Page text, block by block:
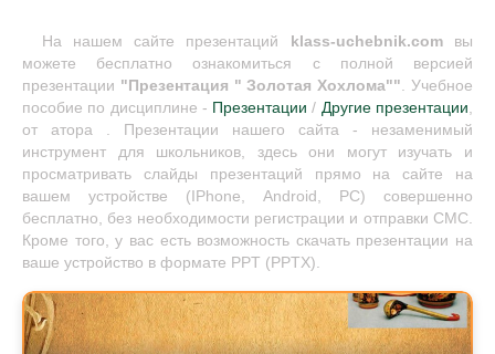
На нашем сайте презентаций klass-uchebnik.comвы
можете бесплатно ознакомиться с полной версией
презентации "Презентация " Золотая Хохлома"". Учебное
пособие по дисциплине - Презентации / Другие презентации,
от атора . Презентации нашего сайта - незаменимый
инструмент для школьников, здесь они могут изучать и
просматривать слайды презентаций прямо на сайте на
вашем устройстве (IPhone, Android, PC) совершенно
бесплатно, без необходимости регистрации и отправки СМС.
Кроме того, у вас есть возможность скачать презентации на
ваше устройство в формате PPT (PPTX).